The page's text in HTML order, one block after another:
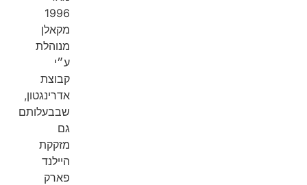
1996
מקאלן
מנוהלת
ע״י
קבוצת
אדרינגטון,
שבבעלותם
גם
מזקקת
היילנד
פארק